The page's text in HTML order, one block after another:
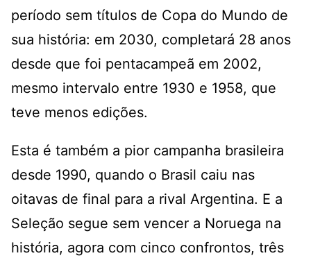
período sem títulos de Copa do Mundo de
sua história: em 2030, completará 28 anos
desde que foi pentacampeã em 2002,
mesmo intervalo entre 1930 e 1958, que
teve menos edições.
Esta é também a pior campanha brasileira
desde 1990, quando o Brasil caiu nas
oitavas de final para a rival Argentina. E a
Seleção segue sem vencer a Noruega na
história, agora com cinco confrontos, três